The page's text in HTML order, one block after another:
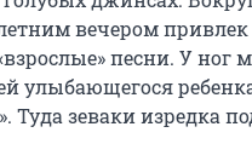
вечером
песни. У ног
улыбающегося
Туда зеваки изредка